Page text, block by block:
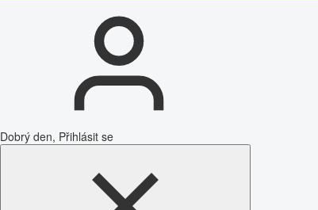
Dobrý den, Přihlásit se